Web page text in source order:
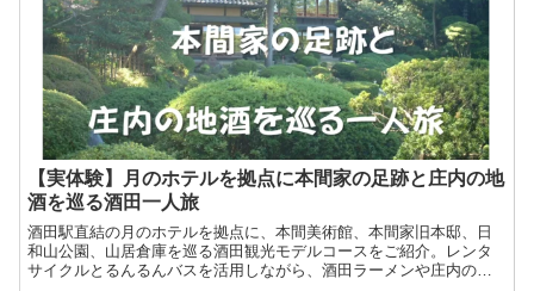
【実体験】月のホテルを拠点に本間家の足跡と庄内の地
酒を巡る酒田一人旅
酒田駅直結の月のホテルを拠点に、本間美術館、本間家旧本邸、日
和山公園、山居倉庫を巡る酒田観光モデルコースをご紹介。レンタ
サイクルとるんるんバスを活用しながら、酒田ラーメンや庄内の地